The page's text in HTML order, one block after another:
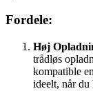
Fordele:
Høj
trådløs
kompatible
ideelt, når